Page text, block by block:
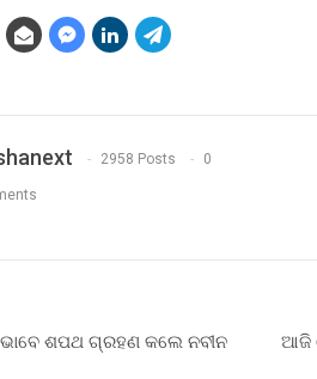
2958 Posts 0
ଶପଥ ଗ୍ରହଣ କଲେ ନବୀନ
ଆଜି